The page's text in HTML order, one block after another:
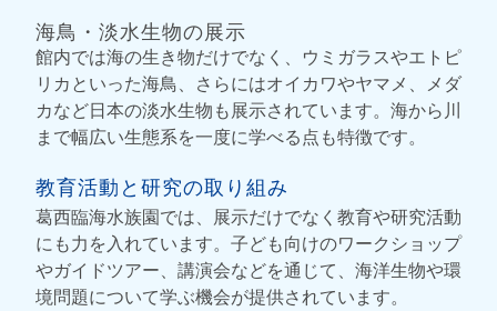
海鳥・淡水生物の展示
館内では海の生き物だけでなく、ウミガラスやエトピ
リカといった海鳥、さらにはオイカワやヤマメ、メダ
カなど日本の淡水生物も展示されています。海から川
まで幅広い生態系を一度に学べる点も特徴です。
教育活動と研究の取り組み
葛西臨海水族園では、展示だけでなく教育や研究活動
にも力を入れています。子ども向けのワークショップ
やガイドツアー、講演会などを通じて、海洋生物や環
境問題について学ぶ機会が提供されています。